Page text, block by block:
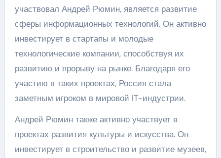
участвовал Андрей Рюмин, является развитие
сферы информационных технологий. Он активно
инвестирует в стартапы и молодые
технологические компании, способствуя их
развитию и прорыву на рынке. Благодаря его
участию в таких проектах, Россия стала
заметным игроком в мировой IT-индустрии.
Андрей Рюмин также активно участвует в
проектах развития культуры и искусства. Он
инвестирует в строительство и развитие музеев,